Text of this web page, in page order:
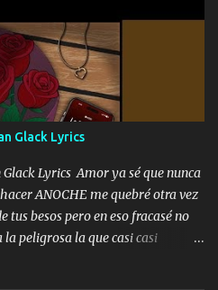
Del Brazo Armad0 Con mi Glock
ver allá por TJ para un licenciado
Choritas también Música
traigo un M2 que nunca me ha
un fuerte abrazo también al
En los mejores antros me verán
y botellas destapando siempre
a los que me conocen ya saben de
Glack Lyrics
Lyrics Amor ya sé que nunca
ANOCHE me quebré otra vez
tus besos pero en eso fracasé no
peligrosa la que casi casi